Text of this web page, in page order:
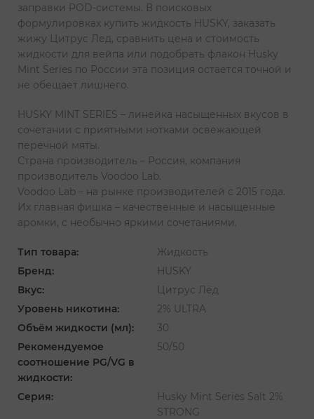
заправки POD-системы. В поисковых
формулировках купить жидкость HUSKY, заказать
жижу Цитрус Лед, сравнить цена и стоимость
жидкости для вейпа или подобрать флакон Husky
Mint Series по России эта позиция остается точной и
не обещает лишнего.
HUSKY MINT SERIES – линейка насыщенных вкусов в
сочетании с приятными нотками освежающей
перечной мяты.
Страна производитель – Россия, компания
производитель Voodoo Lab.
Voodoo Lab – на рынке производителей с 2015 года.
Их главная фишка – качественные и насыщенные
аромки, с необычно яркими сочетаниями.
Тип товара:
Жидкость
Бренд:
HUSKY
Вкус:
Цитрус Лёд
Уровень никотина:
2% ULTRA
Объём жидкости (мл):
30
Рекомендуемое
соотношение PG/VG в
жидкости:
50/50
Серия:
Husky Mint Series Salt 2%
STRONG